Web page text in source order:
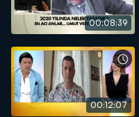
00:08:39
00:12:07